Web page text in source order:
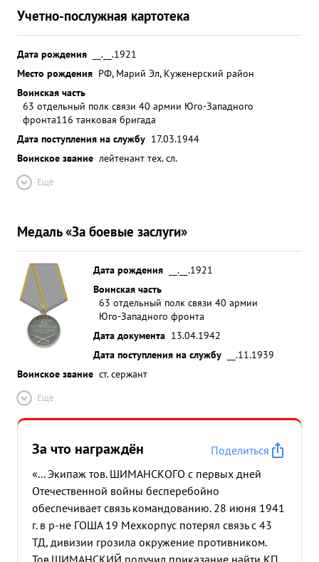
Учетно-послужная картотека
Дата рождения
__.__.1921
Место рождения РФ, Марий Эл, Куженерский район
Воинская часть
63 отдельный полк связи 40 армии Юго-Западного
фронта116 танковая бригада
Дата поступления на службу 17.03.1944
Воинское звание лейтенант тех. сл.
Ещё
Медаль «За боевые заслуги»
Дата рождения
__.__.1921
Воинская часть
63 отдельный полк связи 40 армии
Юго-Западного фронта
Дата документа 13.04.1942
Дата поступления на службу
__.11.1939
Воинское звание ст. сержант
Ещё
За что награждён
Поделиться
«... Экипаж тов. ШИМАНСКОГО с первых дней
Отечественной войны бесперебойно
обеспечивает связь командованию. 28 июня 1941
г. в р-не ГОША 19 Мехкорпус потерял связь с 43
ТД, дивизии грозила окружение противником.
Тов.ШИМАНСКИЙ получил приказание найти КП